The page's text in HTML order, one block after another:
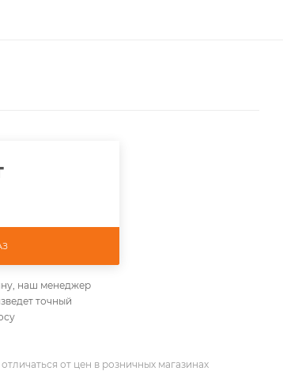
наш менеджер
точный
от цен в розничных магазинах